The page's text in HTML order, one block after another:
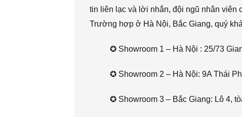
tin liên lạc và lời nhắn, đội ngũ nhân viên
Trường hợp ở Hà Nội, Bắc Giang, quý
✪ Showroom 1 – Hà Nội : 25/73
✪ Showroom 2 – Hà Nội: 9A Thái
✪ Showroom 3 – Bắc Giang: Lô 4,